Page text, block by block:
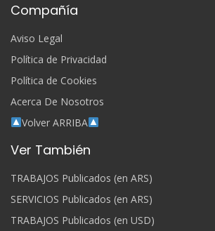
Compañía
Aviso Legal
Política de Privacidad
Política de Cookies
Acerca De Nosotros
Volver ARRIBA
Ver También
TRABAJOS Publicados (en ARS)
SERVICIOS Publicados (en ARS)
TRABAJOS Publicados (en USD)